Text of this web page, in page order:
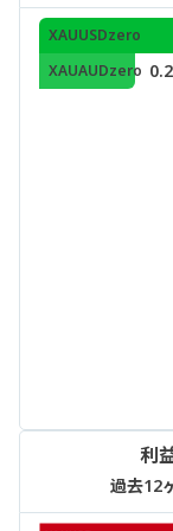
XAUUSDzero
XAUAUDzero
利
過去12